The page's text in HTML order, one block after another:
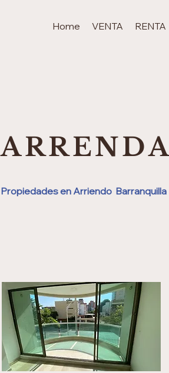
Home VENTA RENTA
Propiedades en Arriendo Barranquilla